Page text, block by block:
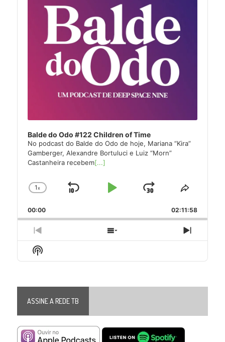
Balde do Odo #122 Children of Time
No podcast do Balde do Odo de hoje, Mariana “Kira”
Gamberger, Alexandre Bortuluci e Luiz “Morn”
Castanheira recebem[...]
Change
Rate
1x
Skip
Play
Jump
Forward
Share
Episode
00:00 02:11:58
Previous
Episode
Show
Episodes
Next
Episode
Show
Podcast
ASSINE A REDE TB